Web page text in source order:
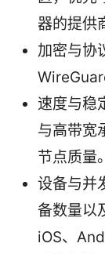
器的提供
加密与协
速度与稳
与高带宽
节点质量。
设备与并
备数量以
iOS、